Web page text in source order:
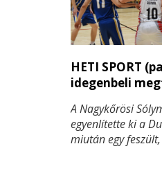
HETI SPORT
idegenbeli
A Nagykőrösi
egyenlítette ki a
miután egy